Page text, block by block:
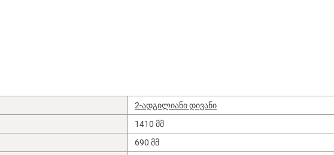
2-ადგილიანი დივანი
1410 მმ
690 მმ